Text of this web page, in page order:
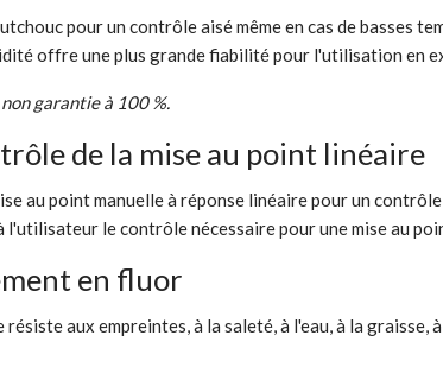
pour un contrôle aisé même en cas de
offre une plus grande fiabilité pour l'utilisation en
garantie à 100 %.
de la mise au point linéaire
au point manuelle à réponse linéaire pour un
l'utilisateur le contrôle nécessaire pour une mise au
en fluor
aux empreintes, à la saleté, à l'eau, à la